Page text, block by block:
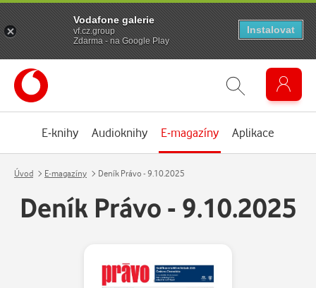
E-knihy Audioknihy E-magazíny Aplikace
Úvod E-magazíny Deník Právo - 9.10.2025
Deník Právo - 9.10.2025
Vodafone galerie
vf.cz.group
Zdarma - na Google Play
Instalovat